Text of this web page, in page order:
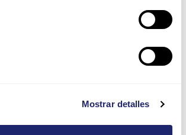
Mostrar detalles